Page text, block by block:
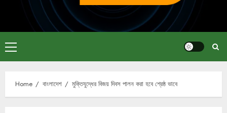
Primary
Menu
Home বাংলাদেশ মুক্তিযুদ্ধের বিজয় দিবস পালন করা হবে শ্রেষ্ঠ ভাবে